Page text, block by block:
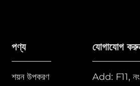
পণ্য
শয়ন উপকরণ
যোগাযোগ
Add: F11, নং